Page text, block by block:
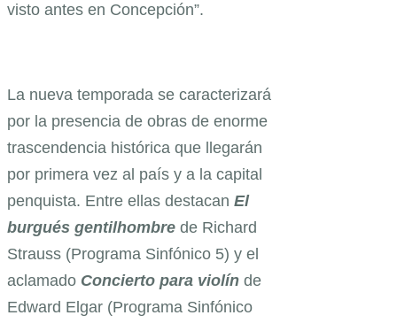
visto antes en Concepción”.
La nueva temporada se caracterizará
por la presencia de obras de enorme
trascendencia histórica que llegarán
por primera vez al país y a la capital
penquista. Entre ellas destacan El
burgués gentilhombre de Richard
Strauss (Programa Sinfónico 5) y el
aclamado Concierto para violín de
Edward Elgar (Programa Sinfónico